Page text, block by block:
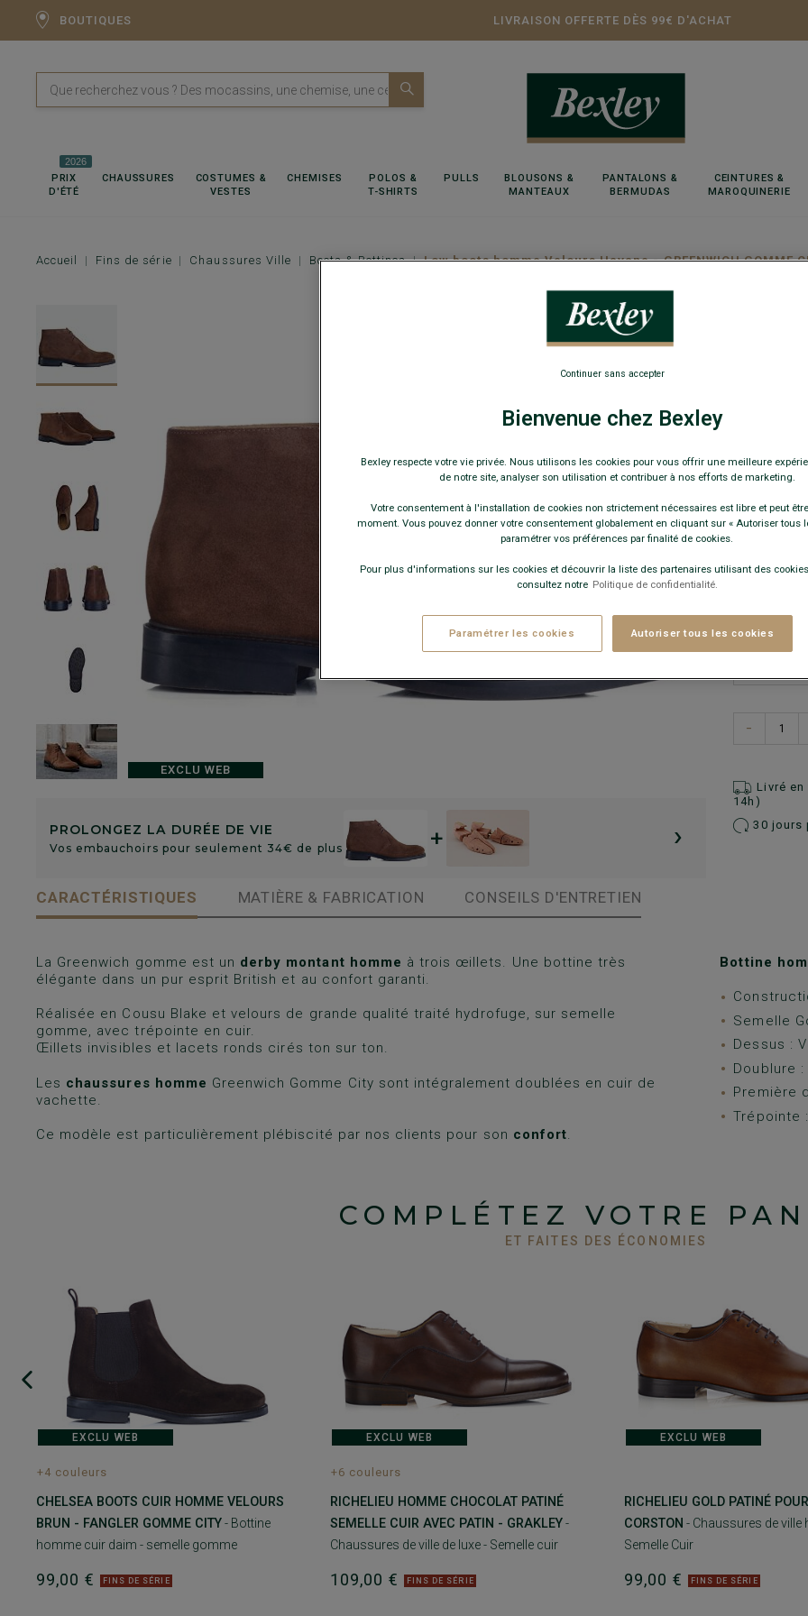
BOUTIQUES LIVRAISON OFFERTE DÈS 99€ D'ACHAT
PRIX
D'ÉTÉ
2026
CHAUSSURES
COSTUMES &
VESTES
CHEMISES
POLOS &
T-SHIRTS
PULLS
BLOUSONS &
MANTEAUX
PANTALONS &
BERMUDAS
CEINTURES &
MAROQUINERIE
Accueil Fins de série Chaussures Ville Boots & Bottines Low boots homme Velours Havane - GREENWICH GOMME
Low
Bottine
COULEURS
−
Livré
14h)
30 jours
EXCLU WEB
PROLONGEZ LA DURÉE DE VIE
Vos embauchoirs pour seulement 34€ de plus ›
+
CARACTÉRISTIQUES MATIÈRE & FABRICATION CONSEILS D'ENTRETIEN
La Greenwich gomme est un derby montant homme à trois œillets. Une bottine très
élégante dans un pur esprit British et au confort garanti.
Réalisée en Cousu Blake et velours de grande qualité traité hydrofuge, sur semelle
gomme, avec trépointe en cuir.
Œillets invisibles et lacets ronds cirés ton sur ton.
Les chaussures homme Greenwich Gomme City sont intégralement doublées en cuir de
vachette.
Ce modèle est particulièrement plébiscité par nos clients pour son confort.
Bottine
Semelle
Dessus :
Doublure
Première
Trépointe
COMPLÉTEZ VOTRE
ET FAITES DES ÉCONOMIES
EXCLU WEB
+4 couleurs
CHELSEA BOOTS CUIR HOMME VELOURS
BRUN - FANGLER GOMME CITY- Bottine
homme cuir daim - semelle gomme
99,00 € FINS DE SÉRIE
EXCLU WEB
+6 couleurs
RICHELIEU HOMME CHOCOLAT PATINÉ
SEMELLE CUIR AVEC PATIN - GRAKLEY-
Chaussures de ville de luxe - Semelle cuir
109,00 € FINS DE SÉRIE
EXCLU WEB
RICHELIEU GOLD PATINÉ
CORSTON - Chaussures de ville
Semelle Cuir
99,00 € FINS DE SÉRIE
Bienvenue chez Bexley
Bexley respecte votre vie privée. Nous utilisons les cookies pour vous offrir une meilleure
de notre site, analyser son utilisation et contribuer à nos efforts de marketing.
Votre consentement à l'installation de cookies non strictement nécessaires est libre et peut
moment. Vous pouvez donner votre consentement globalement en cliquant sur « Autoriser tous
paramétrer vos préférences par finalité de cookies.
Pour plus d'informations sur les cookies et découvrir la liste des partenaires utilisant des
consultez notre Politique de confidentialité.
Paramétrer les cookies Autoriser tous les cookies
Continuer sans accepter